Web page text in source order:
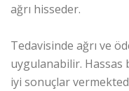
ağrı hisseder.
Tedavisinde ağrı ve
uygulanabilir. Hassas
iyi sonuçlar